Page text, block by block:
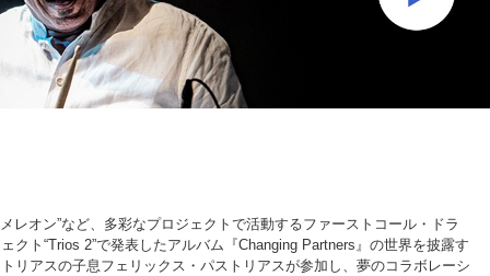
レオン”など、多彩なプロジェクトで活動するファーストコール・ドラ
ト“Trios 2”で発表したアルバム『Changing Partners』の世界を披露す
リアスの子息フェリックス・パストリアスが参加し、夢のコラボレーシ